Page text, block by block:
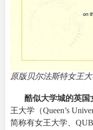
原版贝尔法斯特女王
酷似大学城的英国
王大学（Queen’s
简称有女王大学、